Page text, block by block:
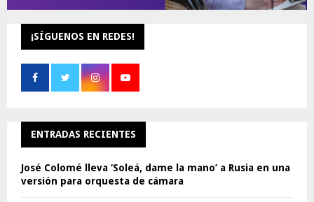
¡SÍGUENOS EN REDES!
ENTRADAS RECIENTES
José Colomé lleva ‘Soleá, dame la mano’ a Rusia en una
versión para orquesta de cámara